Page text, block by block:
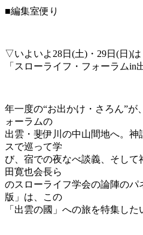
■編集室便り
▽いよいよ28日(土)・29日(日)は
「スローライフ・フォーラムin
年一度の“お出かけ・さろん”が
ォーラムの
出雲・斐伊川の中山間地へ。
スで巡って学
び、宿での夜なべ談義、そし
田寛也会長ら
のスローライフ学会の論陣の
版」は、この
「出雲の國」への旅を特集した